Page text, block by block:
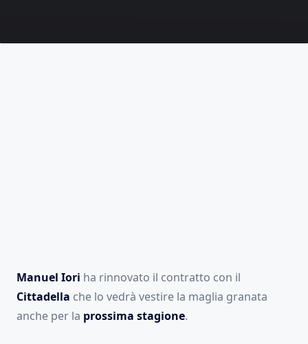
Manuel Iori ha rinnovato il contratto con il
Cittadella che lo vedrà vestire la maglia granata
anche per la prossima stagione.